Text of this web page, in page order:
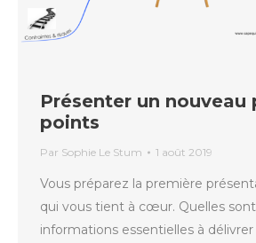
Présenter un nouveau
points
Par Sophie Le Stum 1 août 2019
Vous préparez la première
qui vous tient à cœur. Quelles
informations essentielles à délivrer